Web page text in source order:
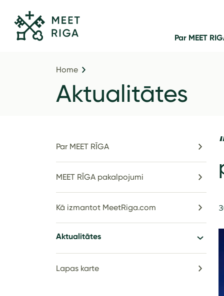
Par MEET
Home
Aktualitātes
Par MEET RĪGA
MEET RĪGA pakalpojumi
Kā izmantot MeetRiga.com
Aktualitātes
Lapas karte